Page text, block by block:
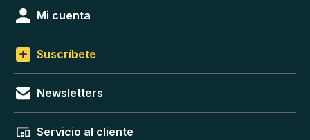
Mi cuenta
Suscríbete
Newsletters
Servicio al cliente